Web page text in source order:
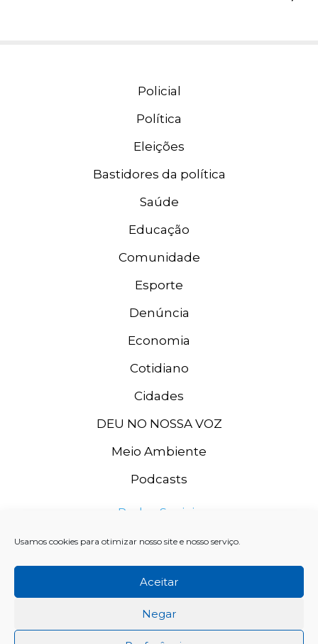
Usamos cookies para otimizar nosso site e nosso serviço.
Aceitar
Negar
Policial
Política
Eleições
Bastidores da política
Saúde
Educação
Comunidade
Esporte
Denúncia
Economia
Cotidiano
Cidades
DEU NO NOSSA VOZ
Meio Ambiente
Podcasts
Redes Sociais